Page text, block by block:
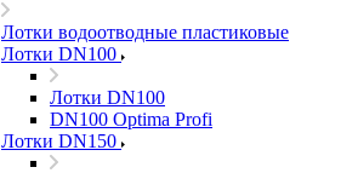
Лотки водоотводные пластиковые
Лотки DN100
Лотки DN100
DN100 Optima Profi
Лотки DN150